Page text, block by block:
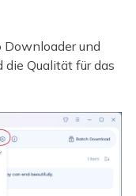
und
Qualität für das